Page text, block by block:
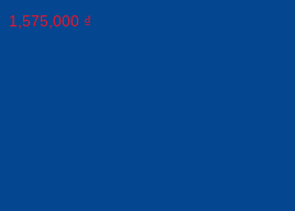
1,575,000 ₫